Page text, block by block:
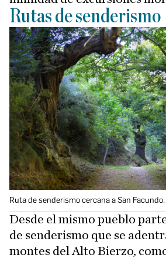
Rutas de senderismo
Ruta de senderismo cercana a San Facundo.
Desde el mismo pueblo
de senderismo que se
montes del Alto Bierzo,